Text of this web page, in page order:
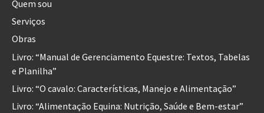
Quem sou
Serviços
Obras
Livro: “Manual de Gerenciamento Equestre: Textos, Tabelas
e Planilha”
Livro: “O cavalo: Características, Manejo e Alimentação”
Livro: “Alimentação Equina: Nutrição, Saúde e Bem-estar”